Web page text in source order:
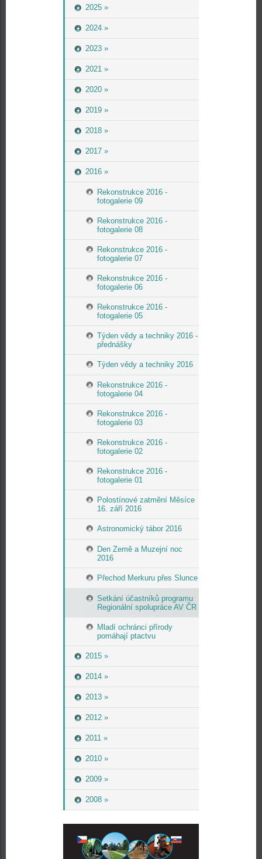
2025 »
2024 »
2023 »
2021 »
2020 »
2019 »
2018 »
2017 »
2016 »
Rekonstrukce 2016 -
fotogalerie 09
Rekonstrukce 2016 -
fotogalerie 08
Rekonstrukce 2016 -
fotogalerie 07
Rekonstrukce 2016 -
fotogalerie 06
Rekonstrukce 2016 -
fotogalerie 05
Týden vědy a techniky 2016 -
přednášky
Týden vědy a techniky 2016
Rekonstrukce 2016 -
fotogalerie 04
Rekonstrukce 2016 -
fotogalerie 03
Rekonstrukce 2016 -
fotogalerie 02
Rekonstrukce 2016 -
fotogalerie 01
Polostínové zatmění Měsíce
16. září 2016
Astronomický tábor 2016
Den Země a Muzejní noc
2016
Přechod Merkuru přes Slunce
Setkání účastníků programu
Regionální spolupráce AV ČR
Mladí ochránci přírody
pomáhají ptactvu
2015 »
2014 »
2013 »
2012 »
2011 »
2010 »
2009 »
2008 »